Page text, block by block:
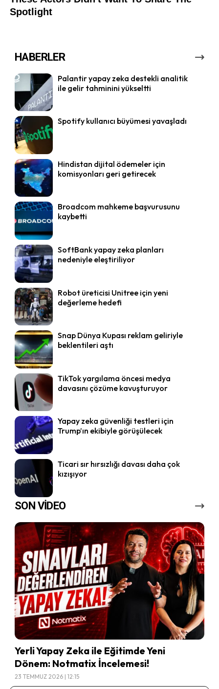
HABERLER
Palantir yapay zeka destekli analitik
ile gelir tahminini yükseltti
Spotify kullanıcı büyümesi yavaşladı
Hindistan dijital ödemeler için
komisyonları geri getirecek
Broadcom mahkeme başvurusunu
kaybetti
SoftBank yapay zeka planları
nedeniyle eleştiriliyor
Robot üreticisi Unitree için yeni
değerleme hedefi
Snap Dünya Kupası reklam geliriyle
beklentileri aştı
TikTok yargılama öncesi medya
davasını çözüme kavuşturuyor
Yapay zeka güvenliği testleri için
Trump’ın ekibiyle görüşülecek
Ticari sır hırsızlığı davası daha çok
kızışıyor
SON VİDEO
Yerli Yapay Zeka ile Eğitimde Yeni
Dönem: Notmatix İncelemesi!
23 TEMMUZ 2026 | 12:15